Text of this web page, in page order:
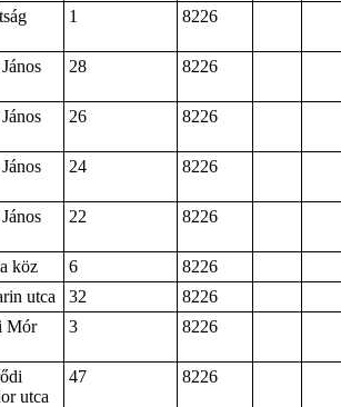
1 8226
28 8226
26 8226
24 8226
22 8226
köz 6
8226
utca 32
8226
Mór
3 8226
utca
47 8226